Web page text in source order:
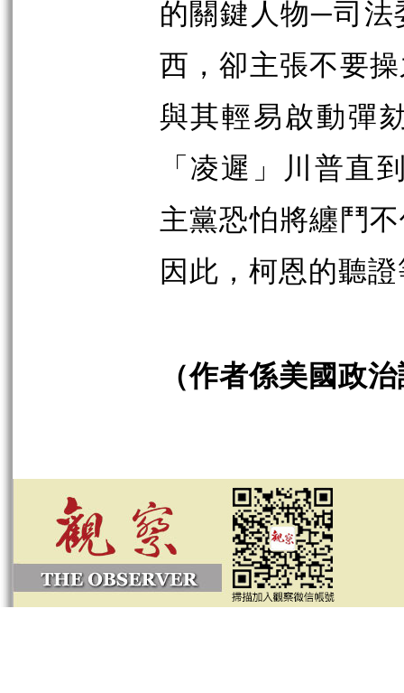
的關鍵人物─司法
西，卻主張不要
與其輕易啟動彈
「凌遲」川普直
主黨恐怕將纏鬥
因此，柯恩的聽
（作者係美國政